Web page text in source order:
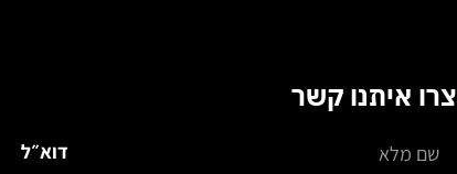
צרו איתנו קשר
דוא״ל